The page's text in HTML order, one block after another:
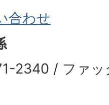
合わせ
2340 / ファ